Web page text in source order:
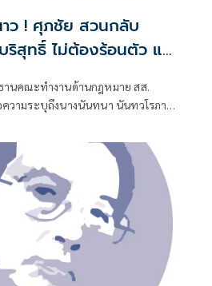
ว ! ศุภชัย สวนกลับ
สุทธิ์ ไม่ต้องร้อนตัว แฉ
แชร์ค่าใช้จ่านกัน เพรามี
าเดียวกัน" ทั้งจอง ทั้ง
านคณะทำงานด้านกฎหมาย สส.
วามระบุถึงนางนันทนา นันทวโรภาส
ร สว.ส้ม ที่ห้องจูปิเตอร์ เมืองทอง